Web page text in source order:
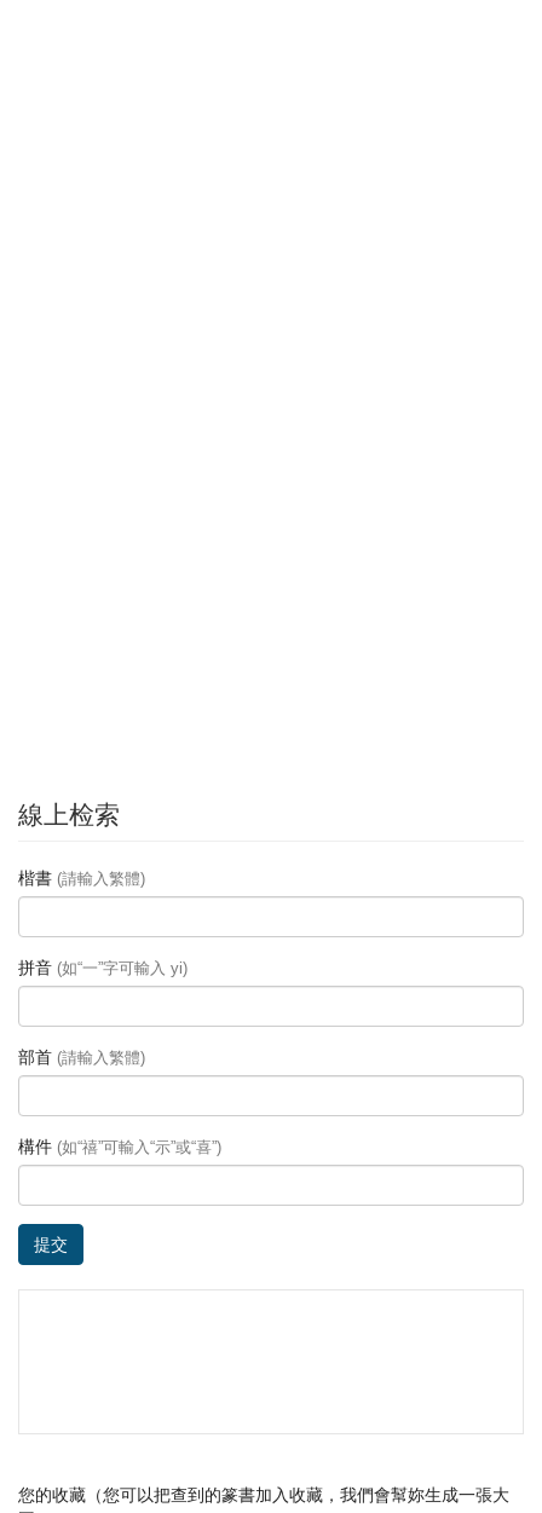
線上检索
楷書 (請輸入繁體)
拼音 (如“一”字可輸入 yi)
部首 (請輸入繁體)
構件 (如“禧”可輸入“示”或“喜”)
提交
您的收藏（您可以把查到的篆書加入收藏，我們會幫妳生成一張大